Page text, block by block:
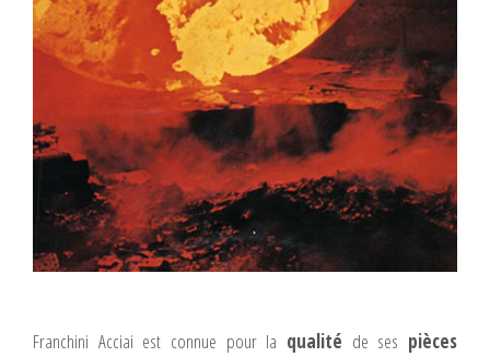
Franchini Acciai est connue pour la qualité de ses pièces